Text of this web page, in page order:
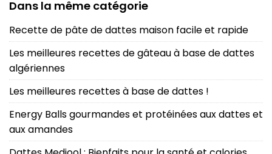
Dans la même catégorie
Recette de pâte de dattes maison facile et rapide
Les meilleures recettes de gâteau à base de dattes
algériennes
Les meilleures recettes à base de dattes !
Energy Balls gourmandes et protéinées aux dattes et
aux amandes